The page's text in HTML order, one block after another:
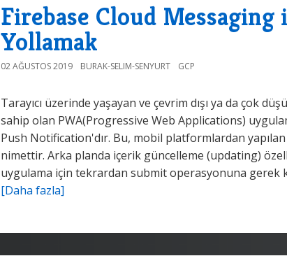
Firebase Cloud
Yollamak
02 AĞUSTOS 2019 BURAK-SELIM-SENYURT GCP
Tarayıcı üzerinde yaşayan ve çevrim dışı ya da çok
sahip olan PWA(Progressive Web Applications)
Push Notification'dır. Bu, mobil platformlardan
nimettir. Arka planda içerik güncelleme (updating)
uygulama için tekrardan submit operasyonuna gerek
[Daha fazla]